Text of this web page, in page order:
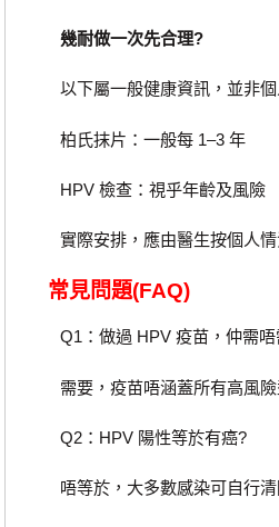
幾耐做一次先合理?
以下屬一般健康資訊，並非個
柏氏抹片：一般每 1–3 年
HPV 檢查：視乎年齡及風險
實際安排，應由醫生按個人情
常見問題(FAQ)
Q1：做過 HPV 疫苗，仲需唔
需要，疫苗唔涵蓋所有高風險
Q2：HPV 陽性等於有癌?
唔等於，大多數感染可自行清